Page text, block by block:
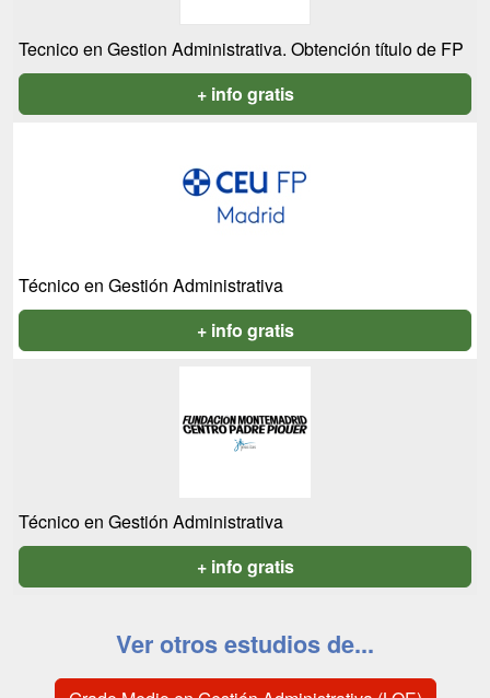
Tecnico en Gestion Administrativa. Obtención título de FP
+ info gratis
Técnico en Gestión Administrativa
+ info gratis
Técnico en Gestión Administrativa
+ info gratis
Ver otros estudios de...